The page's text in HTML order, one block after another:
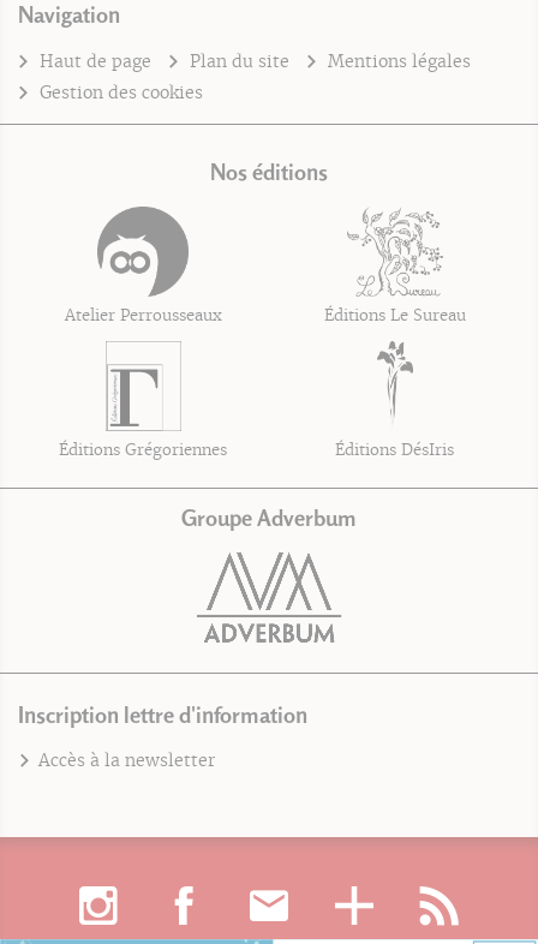
Navigation
Haut de page Plan du site
Mentions légales
Gestion des cookies
Nos éditions
Atelier Perrousseaux Éditions Le Sureau
Éditions Grégoriennes Éditions DésIris
Groupe Adverbum
Inscription lettre d'information
Accès à la newsletter